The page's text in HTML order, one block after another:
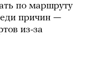
по маршруту
причин —
из-за